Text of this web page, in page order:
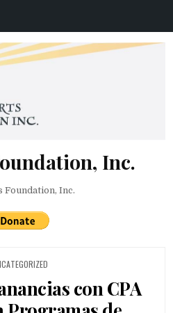
Inc.
Foundation, Inc.
IN
con CPA